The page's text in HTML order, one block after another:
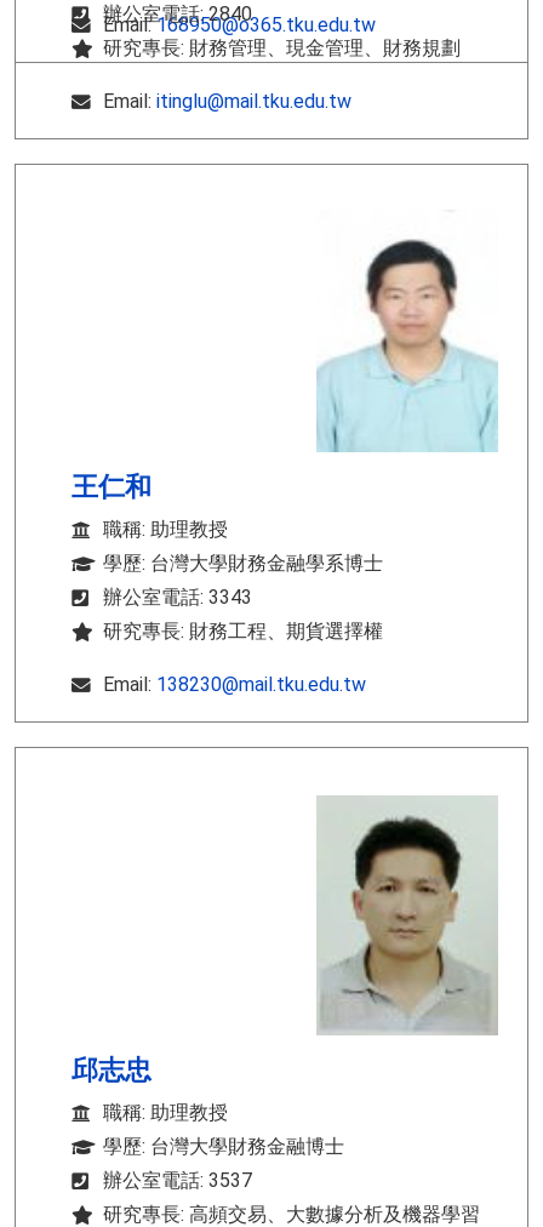
Email:168950@o365.tku.edu.tw
辦公室電話: 2840
研究專長: 財務管理、現金管理、財務規劃
Email: itinglu@mail.tku.edu.tw
王仁和
職稱: 助理教授
學歷: 台灣大學財務金融學系博士
辦公室電話: 3343
研究專長: 財務工程、期貨選擇權
Email: 138230@mail.tku.edu.tw
邱志忠
職稱: 助理教授
學歷: 台灣大學財務金融博士
辦公室電話: 3537
研究專長: 高頻交易、大數據分析及機器學習